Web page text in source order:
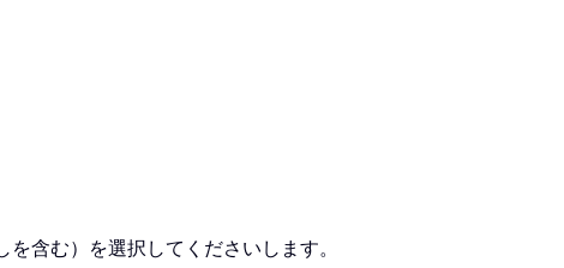
含む）を選択してくださいします。